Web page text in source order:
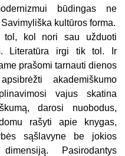
būdingas ne
kultūros forma.
tol, kol nori sau užduoti
Literatūra irgi tik tol. Ir
prašomi tarnauti dienos
akademiškumo
vajus skatina
darosi nuobodus,
rašyti apie knygas,
sąšlavyne be jokios
Pasirodantys